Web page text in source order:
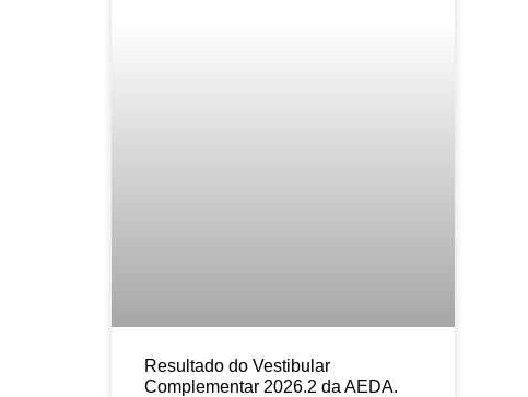
Resultado do Vestibular
Complementar 2026.2 da AEDA.